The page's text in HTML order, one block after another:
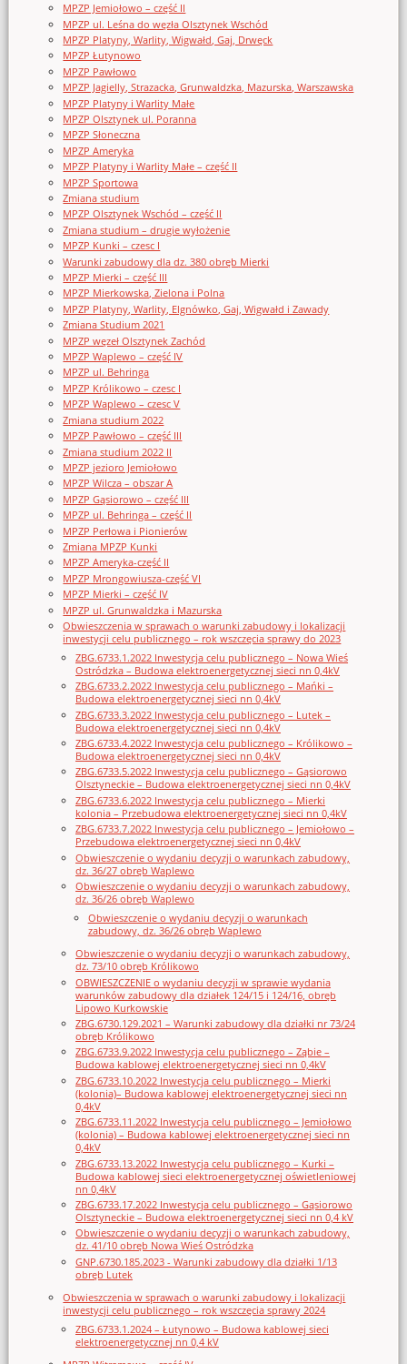
MPZP Jemiołowo – część II
MPZP ul. Leśna do węzła Olsztynek Wschód
MPZP Platyny, Warlity, Wigwałd, Gaj, Drwęck
MPZP Łutynowo
MPZP Pawłowo
MPZP Jagielly, Strazacka, Grunwaldzka, Mazurska, Warszawska
MPZP Platyny i Warlity Małe
MPZP Olsztynek ul. Poranna
MPZP Słoneczna
MPZP Ameryka
MPZP Platyny i Warlity Małe – część II
MPZP Sportowa
Zmiana studium
MPZP Olsztynek Wschód – część II
Zmiana studium – drugie wyłożenie
MPZP Kunki – czesc I
Warunki zabudowy dla dz. 380 obręb Mierki
MPZP Mierki – część III
MPZP Mierkowska, Zielona i Polna
MPZP Platyny, Warlity, Elgnówko, Gaj, Wigwałd i Zawady
Zmiana Studium 2021
MPZP węzeł Olsztynek Zachód
MPZP Waplewo – część IV
MPZP ul. Behringa
MPZP Królikowo – czesc I
MPZP Waplewo – czesc V
Zmiana studium 2022
MPZP Pawłowo – część III
Zmiana studium 2022 II
MPZP jezioro Jemiołowo
MPZP Wilcza – obszar A
MPZP Gąsiorowo – część III
MPZP ul. Behringa – część II
MPZP Perłowa i Pionierów
Zmiana MPZP Kunki
MPZP Ameryka-część II
MPZP Mrongowiusza-część VI
MPZP Mierki – część IV
MPZP ul. Grunwaldzka i Mazurska
Obwieszczenia w sprawach o warunki zabudowy i lokalizacji
inwestycji celu publicznego – rok wszczęcia sprawy do 2023
ZBG.6733.1.2022 Inwestycja celu publicznego – Nowa Wieś
Ostródzka – Budowa elektroenergetycznej sieci nn 0,4kV
ZBG.6733.2.2022 Inwestycja celu publicznego – Mańki –
Budowa elektroenergetycznej sieci nn 0,4kV
ZBG.6733.3.2022 Inwestycja celu publicznego – Lutek –
Budowa elektroenergetycznej sieci nn 0,4kV
ZBG.6733.4.2022 Inwestycja celu publicznego – Królikowo –
Budowa elektroenergetycznej sieci nn 0,4kV
ZBG.6733.5.2022 Inwestycja celu publicznego – Gąsiorowo
Olsztyneckie – Budowa elektroenergetycznej sieci nn 0,4kV
ZBG.6733.6.2022 Inwestycja celu publicznego – Mierki
kolonia – Przebudowa elektroenergetycznej sieci nn 0,4kV
ZBG.6733.7.2022 Inwestycja celu publicznego – Jemiołowo –
Przebudowa elektroenergetycznej sieci nn 0,4kV
Obwieszczenie o wydaniu decyzji o warunkach zabudowy,
dz. 36/27 obręb Waplewo
Obwieszczenie o wydaniu decyzji o warunkach zabudowy,
dz. 36/26 obręb Waplewo
Obwieszczenie o wydaniu decyzji o warunkach
zabudowy, dz. 36/26 obręb Waplewo
Obwieszczenie o wydaniu decyzji o warunkach zabudowy,
dz. 73/10 obręb Królikowo
OBWIESZCZENIE o wydaniu decyzji w sprawie wydania
warunków zabudowy dla działek 124/15 i 124/16, obręb
Lipowo Kurkowskie
ZBG.6730.129.2021 – Warunki zabudowy dla działki nr 73/24
obręb Królikowo
ZBG.6733.9.2022 Inwestycja celu publicznego – Ząbie –
Budowa kablowej elektroenergetycznej sieci nn 0,4kV
ZBG.6733.10.2022 Inwestycja celu publicznego – Mierki
(kolonia)– Budowa kablowej elektroenergetycznej sieci nn
0,4kV
ZBG.6733.11.2022 Inwestycja celu publicznego – Jemiołowo
(kolonia) – Budowa kablowej elektroenergetycznej sieci nn
0,4kV
ZBG.6733.13.2022 Inwestycja celu publicznego – Kurki –
Budowa kablowej sieci elektroenergetycznej oświetleniowej
nn 0,4kV
ZBG.6733.17.2022 Inwestycja celu publicznego – Gąsiorowo
Olsztyneckie – Budowa elektroenergetycznej sieci nn 0,4 kV
Obwieszczenie o wydaniu decyzji o warunkach zabudowy,
dz. 41/10 obręb Nowa Wieś Ostródzka
GNP.6730.185.2023 - Warunki zabudowy dla działki 1/13
obręb Lutek
Obwieszczenia w sprawach o warunki zabudowy i lokalizacji
inwestycji celu publicznego – rok wszczęcia sprawy 2024
ZBG.6733.1.2024 – Łutynowo – Budowa kablowej sieci
elektroenergetycznej nn 0,4 kV